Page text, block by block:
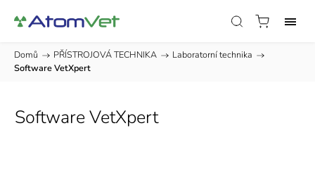
Domů / PŘÍSTROJOVÁ TECHNIKA / Laboratorní technika /
Software VetXpert
Software VetXpert